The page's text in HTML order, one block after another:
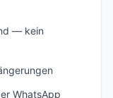
— kein
WhatsApp